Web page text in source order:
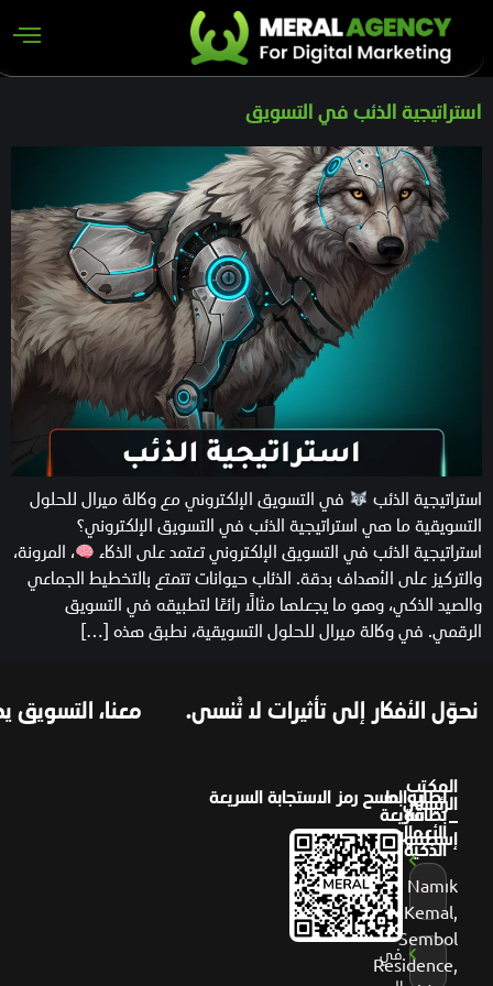
استراتيجية الذئب في التسويق
استراتيجية الذئب
في التسويق الإلكتروني مع وكالة ميرال للحلول
التسويقية ما هي استراتيجية الذئب في التسويق الإلكتروني؟
استراتيجية الذئب في التسويق الإلكتروني تعتمد على الذكاء
، المرونة،
والتركيز على الأهداف بدقة. الذئاب حيوانات تتمتع بالتخطيط الجماعي
والصيد الذكي، وهو ما يجعلها مثالًا رائعًا لتطبيقه في التسويق
الرقمي. في وكالة ميرال للحلول التسويقية، نطبق هذه […]
معنا، التسويق الأفكار إلى تأثيرات لا تُنسى.
المكتب
الرئيسي
إسطنبول
Namık
Kemal,
Sembol
Residence,
لطلب
بطاقة
الأعمال
الذكية
روابط
سريعة
عن
ميرال
أعمالنا
في
امسح رمز الاستجابة السريعة